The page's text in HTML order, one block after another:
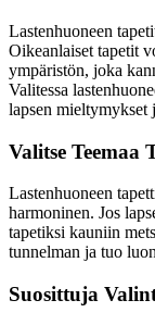
Lastenhuoneen
Oikeanlaiset tapetit
ympäristön, joka
Valitessa
lapsen mieltymykset
Valitse Teemaa
Lastenhuoneen
harmoninen. Jos
tapetiksi kauniin
tunnelman ja tuo
Suosittuja